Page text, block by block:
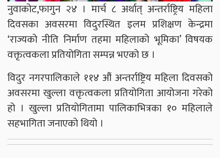
नुवाकोट,फागुन २४ । मार्च ८ अर्थात् अन्तर्राष्ट्रिय महिला
दिवसका अवसरमा विदुरस्थित इलम प्रशिक्षण केन्द्रमा
‘राज्यको नीति निर्माण तहमा महिलाको भूमिका’ विषयक
वक्तृत्वकला प्रतियोगिता सम्पन्न भएको छ ।
विदुर नगरपालिकाले ११४ औं अन्तर्राष्ट्रिय महिला दिवसको
अवसरमा खुल्ला वक्तृत्वकला प्रतियोगिता आयोजना गरेको
हो । खुल्ला प्रतियोगितामा पालिकाभित्रका १० महिलाले
सहभागिता जनाएको थियो ।